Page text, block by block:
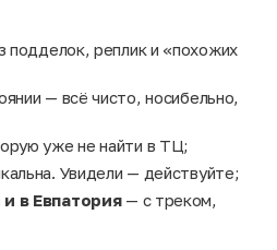
подделок, реплик и «похожих
— всё чисто, носибельно,
уже не найти в ТЦ;
Увидели — действуйте;
в Евпатория— с треком,